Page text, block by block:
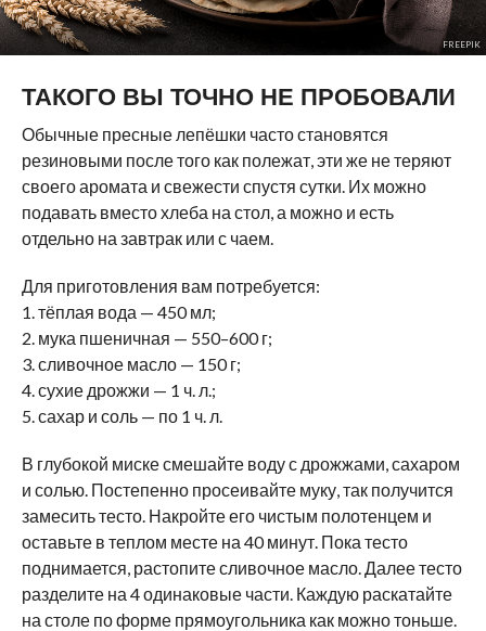
FREEPIK
ТАКОГО ВЫ ТОЧНО НЕ ПРОБОВАЛИ
Обычные пресные лепёшки часто становятся
резиновыми после того как полежат, эти же не теряют
своего аромата и свежести спустя сутки. Их можно
подавать вместо хлеба на стол, а можно и есть
отдельно на завтрак или с чаем.
Для приготовления вам потребуется:
1. тёплая вода — 450 мл;
2. мука пшеничная — 550–600 г;
3. сливочное масло — 150 г;
4. сухие дрожжи — 1 ч. л.;
5. сахар и соль — по 1 ч. л.
В глубокой миске смешайте воду с дрожжами, сахаром
и солью. Постепенно просеивайте муку, так получится
замесить тесто. Накройте его чистым полотенцем и
оставьте в теплом месте на 40 минут. Пока тесто
поднимается, растопите сливочное масло. Далее тесто
разделите на 4 одинаковые части. Каждую раскатайте
на столе по форме прямоугольника как можно тоньше.